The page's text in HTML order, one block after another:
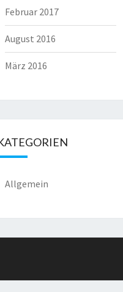
Februar 2017
August 2016
März 2016
Allgemein